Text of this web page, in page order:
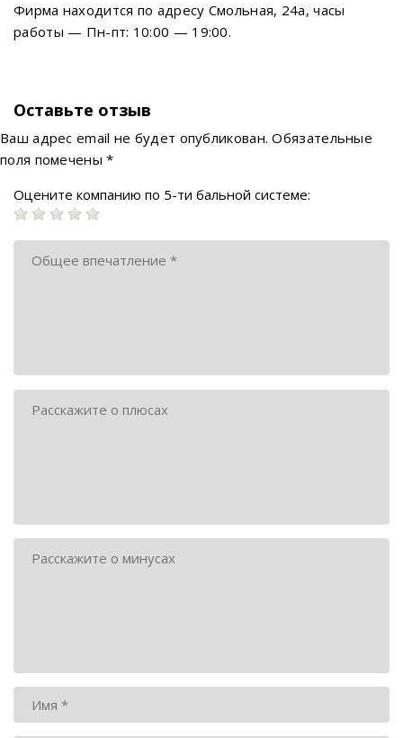
Фирма находится по адресу Смольная, 24а, часы
работы — Пн-пт: 10:00 — 19:00.
Оставьте отзыв
Ваш адрес email не будет опубликован. Обязательные
поля помечены*
Оцените компанию по 5-ти бальной системе: